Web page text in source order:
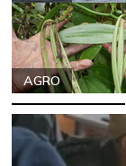
AGRO